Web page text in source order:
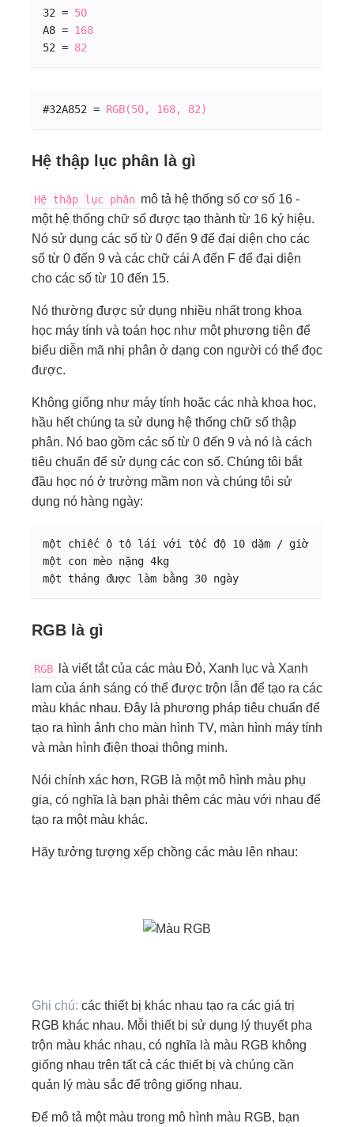
32 = 50
A8 = 168
52 = 82
#32A852 = RGB(50, 168, 82)
Hệ thập lục phân là gì
Hệ thập lục phân mô tả hệ thống số cơ số 16 -
một hệ thống chữ số được tạo thành từ 16 ký hiệu.
Nó sử dụng các số từ 0 đến 9 để đại diện cho các
số từ 0 đến 9 và các chữ cái A đến F để đại diện
cho các số từ 10 đến 15.
Nó thường được sử dụng nhiều nhất trong khoa
học máy tính và toán học như một phương tiện để
biểu diễn mã nhị phân ở dạng con người có thể đọc
được.
Không giống như máy tính hoặc các nhà khoa học,
hầu hết chúng ta sử dụng hệ thống chữ số thập
phân. Nó bao gồm các số từ 0 đến 9 và nó là cách
tiêu chuẩn để sử dụng các con số. Chúng tôi bắt
đầu học nó ở trường mầm non và chúng tôi sử
dụng nó hàng ngày:
một chiếc ô tô lái với tốc độ 10 dặm / giờ
một con mèo nặng 4kg
một tháng được làm bằng 30 ngày
RGB là gì
RGB
là viết tắt của các màu Đỏ, Xanh lục và Xanh
lam của ánh sáng có thể được trộn lẫn để tạo ra các
màu khác nhau. Đây là phương pháp tiêu chuẩn để
tạo ra hình ảnh cho màn hình TV, màn hình máy tính
và màn hình điện thoại thông minh.
Nói chính xác hơn, RGB là một mô hình màu phụ
gia, có nghĩa là bạn phải thêm các màu với nhau để
tạo ra một màu khác.
Hãy tưởng tượng xếp chồng các màu lên nhau:
Ghi chú: các thiết bị khác nhau tạo ra các giá trị
RGB khác nhau. Mỗi thiết bị sử dụng lý thuyết pha
trộn màu khác nhau, có nghĩa là màu RGB không
giống nhau trên tất cả các thiết bị và chúng cần
quản lý màu sắc để trông giống nhau.
Để mô tả một màu trong mô hình màu RGB, bạn